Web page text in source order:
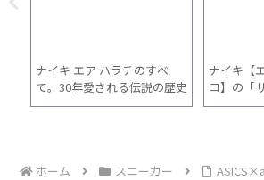
【ママ必見】ナイキ「Go
FlyEase」は本当に買い？1ヶ
月間、普段使いした正直な口
愛用スニ
Balanceの
「
ホーム スニーカー